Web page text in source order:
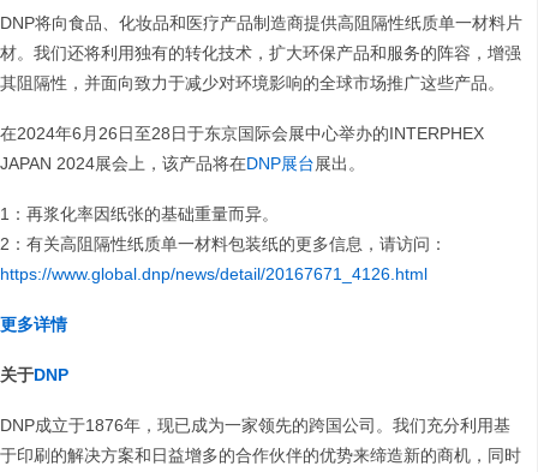
DNP将向食品、化妆品和医疗产品制造商提供高阻隔性纸质单一材料片
材。我们还将利用独有的转化技术，扩大环保产品和服务的阵容，增强
其阻隔性，并面向致力于减少对环境影响的全球市场推广这些产品。
在2024年6月26日至28日于东京国际会展中心举办的INTERPHEX
JAPAN 2024展会上，该产品将在DNP展台展出。
1：再浆化率因纸张的基础重量而异。
2：有关高阻隔性纸质单一材料包装纸的更多信息，请访问：
https://www.global.dnp/news/detail/20167671_4126.html
更多详情
关于DNP
DNP成立于1876年，现已成为一家领先的跨国公司。我们充分利用基
于印刷的解决方案和日益增多的合作伙伴的优势来缔造新的商机，同时